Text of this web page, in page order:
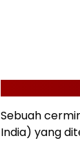
Sebuah
India) yang